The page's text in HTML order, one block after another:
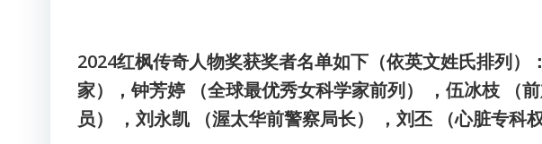
2024红枫传奇人物奖获奖者名单如下（依英文姓氏排列）
家），钟芳婷 （全球最优秀女科学家前列） ，伍冰枝 （
员） ，刘永凯 （渥太华前警察局长） ，刘丕 （心脏专科权